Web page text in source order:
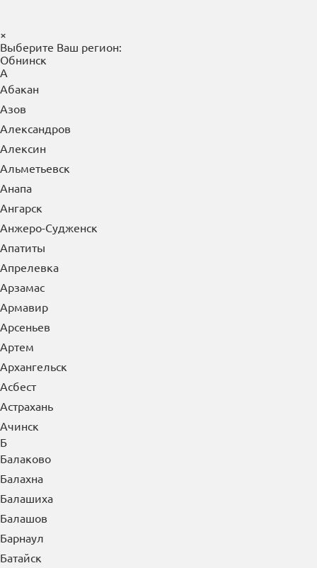
×
Выберите Ваш регион:
Обнинск
А
Абакан
Азов
Александров
Алексин
Альметьевск
Анапа
Ангарск
Анжеро-Судженск
Апатиты
Апрелевка
Арзамас
Армавир
Арсеньев
Артем
Архангельск
Асбест
Астрахань
Ачинск
Б
Балаково
Балахна
Балашиха
Балашов
Барнаул
Батайск